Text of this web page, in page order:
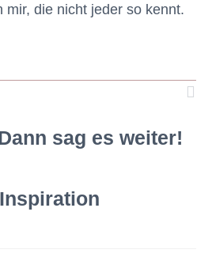
mir, die nicht jeder so kennt.
sag es weiter!